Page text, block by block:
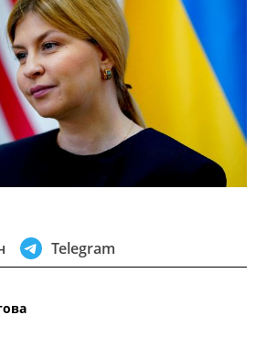
Telegram